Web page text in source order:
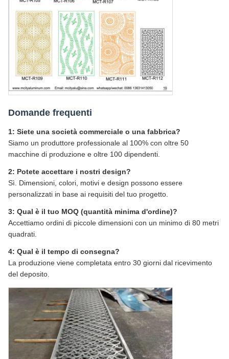
Domande frequenti
1: Siete una società commerciale o una fabbrica?
Siamo un produttore professionale al 100% con oltre 50
macchine di produzione e oltre 100 dipendenti.
2: Potete accettare i nostri design?
Sì. Dimensioni, colori, motivi e design possono essere
personalizzati in base ai requisiti del tuo progetto.
3: Qual è il tuo MOQ (quantità minima d'ordine)?
Accettiamo ordini di piccole dimensioni con un minimo di 80 metri
quadrati.
4: Qual è il tempo di consegna?
La produzione viene completata entro 30 giorni dal ricevimento
del deposito.